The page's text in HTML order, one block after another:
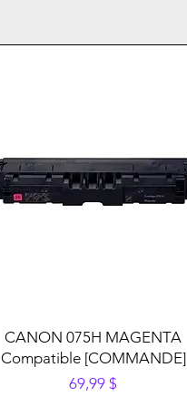
CANON 075H MAGENTA
Compatible [COMMANDE]
Prix
69,99 $